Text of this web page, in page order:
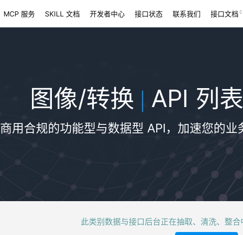
MCP 服务 SKILL 文档 开发者中心 接口状态 联系我们 接口文档
图像/转换 | API 列表
商用合规的功能型与数据型 API，加速您的业
此类别数据与接口后台正在抽取、清洗、整